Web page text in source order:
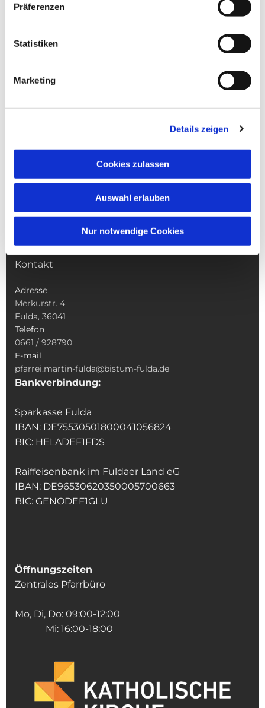
Präferenzen
Statistiken
Marketing
Details zeigen
Cookies zulassen
Auswahl erlauben
Nur notwendige Cookies
Gottesdienste
Veranstaltungen & Angebote
Kindertagesstätte St. Andreas
Kontakt
Adresse
Merkurstr. 4
Fulda, 36041
Telefon
0661 / 928790
E-mail
pfarrei.martin-fulda@bistum-fulda.de
Bankverbindung:
Sparkasse Fulda
IBAN: DE75530501800041056824
BIC: HELADEF1FDS
Raiffeisenbank im Fuldaer Land eG
IBAN: DE96530620350005700663
BIC: GENODEF1GLU
Öffnungszeiten
Zentrales Pfarrbüro
Mo, Di, Do: 09:00-12:00
Mi: 16:00-18:00